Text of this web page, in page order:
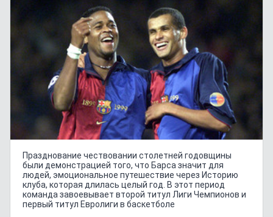
Празднование чествовании столетней годовщины
были демонстрацией того, что Барса значит для
людей, эмоциональное путешествие через Историю
клуба, которая длилась целый год. В этот период
команда завоевывает второй титул Лиги Чемпионов и
первый титул Евролиги в баскетболе